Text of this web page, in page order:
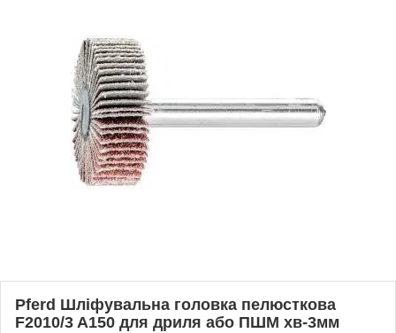
Pferd Шліфувальна головка пелюсткова
F2010/3 A150 для дриля або ПШМ хв-3мм